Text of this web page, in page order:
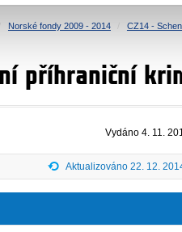
Norské fondy 2009 - 2014 CZ14 -
příhraniční
Vydáno 4. 11.
Aktualizováno 22. 12.